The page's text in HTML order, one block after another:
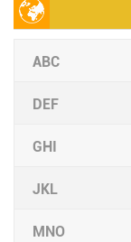
ABC
DEF
GHI
JKL
MNO